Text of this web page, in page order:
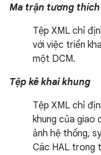
Ma trận tương
Tệp XML chỉ
với việc triển
một DCM.
Tệp kê khai khung
Tệp XML chỉ
khung của giao
ảnh hệ thống,
Các HAL trong